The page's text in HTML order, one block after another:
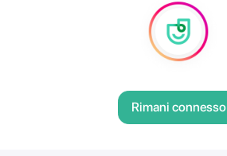
Rimani connesso